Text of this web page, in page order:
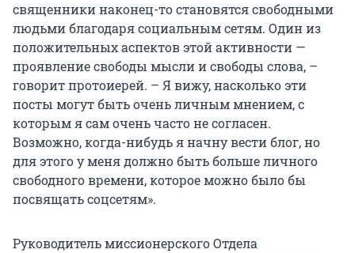
священники наконец-то становятся свободными
людьми благодаря социальным сетям. Один из
положительных аспектов этой активности —
проявление свободы мысли и свободы слова, –
говорит протоиерей. – Я вижу, насколько эти
посты могут быть очень личным мнением, с
которым я сам очень часто не согласен.
Возможно, когда-нибудь я начну вести блог, но
для этого у меня должно быть больше личного
свободного времени, которое можно было бы
посвящать соцсетям».
Руководитель миссионерского Отдела